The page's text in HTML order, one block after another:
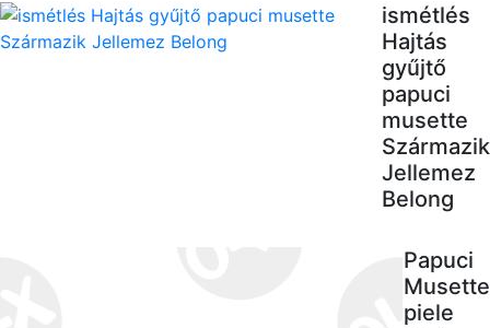
ismétlés
Hajtás
gyűjtő
papuci
musette
Származik
Jellemez
Belong
Papuci
Musette
piele